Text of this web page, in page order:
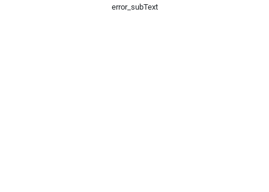
error_subText